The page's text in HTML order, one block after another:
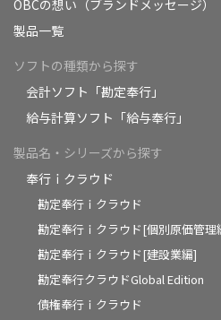
OBCの想い（ブランドメッセージ）
製品一覧
ソフトの種類から探す
会計ソフト「勘定奉行」
給与計算ソフト「給与奉行」
製品名・シリーズから探す
奉行ｉクラウド
勘定奉行ｉクラウド
勘定奉行ｉクラウド[個別原価管理
勘定奉行ｉクラウド[建設業編]
勘定奉行クラウドGlobal Edition
債権奉行ｉクラウド